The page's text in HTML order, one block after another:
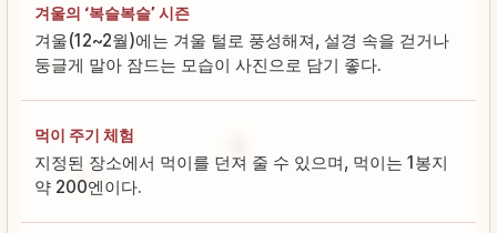
겨울의 ‘복슬복슬’ 시즌
겨울(12~2월)에는 겨울 털로 풍성해져, 설경 속을 걷거나
둥글게 말아 잠드는 모습이 사진으로 담기 좋다.
먹이 주기 체험
지정된 장소에서 먹이를 던져 줄 수 있으며, 먹이는 1봉지
약 200엔이다.